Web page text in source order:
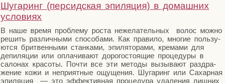
Шугаринг (персидская эпиляция) в домашних
условиях
В наше вре­мя про­бле­му роста неже­ла­тель­ных волос мож­но
решить раз­лич­ны­ми спо­со­ба­ми. Как пра­ви­ло, мно­гие поль­зу­
ют­ся брит­вен­ны­ми стан­ка­ми, эпи­ля­то­ра­ми, кре­ма­ми для
депи­ля­ции или опла­чи­ва­ют доро­го­сто­я­щие про­це­ду­ры в
сало­нах кра­со­ты. Почти все эти мето­ды вызы­ва­ют раз­дра­
же­ние кожи и непри­ят­ные ощу­ще­ния. Шуга­ринг или Сахар­ная
эпи­ля­ция — это эффек­тив­ная про­це­ду­ра уда­ле­ния лиш­них